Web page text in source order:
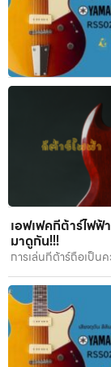
เอฟเฟคกีต้าร์ไฟฟ้
มาดูกัน!!!
การเล่นกีต้าร์ถือเป็น